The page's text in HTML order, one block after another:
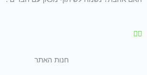
חנות האתר